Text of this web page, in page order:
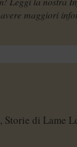
maggiori
Storie di Lame